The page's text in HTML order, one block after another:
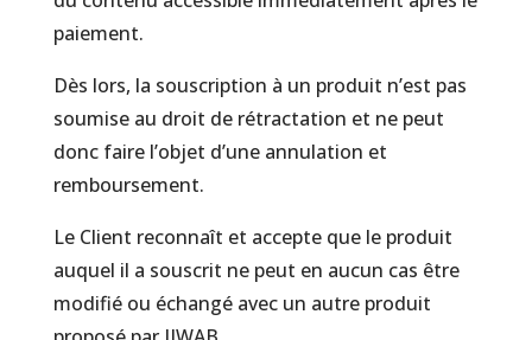
paiement.
Dès lors, la souscription à un produit n’est pas
soumise au droit de rétractation et ne peut
donc faire l’objet d’une annulation et
remboursement.
Le Client reconnaît et accepte que le produit
auquel il a souscrit ne peut en aucun cas être
modifié ou échangé avec un autre produit